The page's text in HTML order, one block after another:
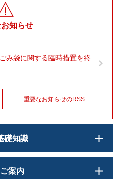
知らせ
み袋に関する臨時措置を終
重要なお知らせのRSS
礎知識
案内